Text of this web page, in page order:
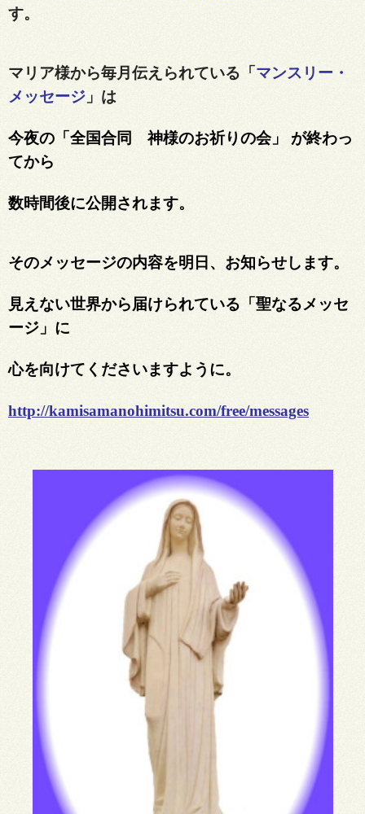
す。
マリア様から毎月伝えられている「 マンスリー・
メッセージ 」は
今夜の「全国合同 神様のお祈りの会」 が終わっ
てから
数時間後に公開されます。
そのメッセージの内容を明日、お知らせします。
見えない世界から届けられている「聖なるメッセ
ージ」に
心を向けてくださいますように。
http://kamisamanohimitsu.com/free/messages